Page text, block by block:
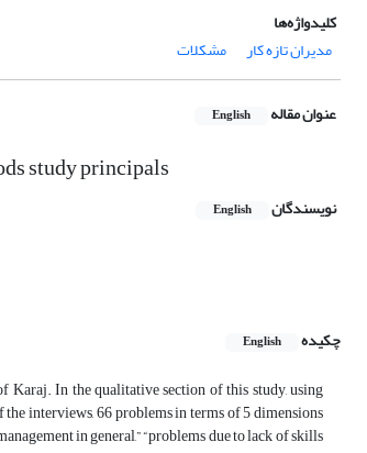
کلیدواژه‌ها
مدیران تازه کار
مشکلات
عنوان مقاله English
study principals
نویسندگان English
چکیده
English
Karaj. In the qualitative section of this study, using
interviews, 66 problems in terms of 5 dimensions
in general,” “problems due to lack of skills